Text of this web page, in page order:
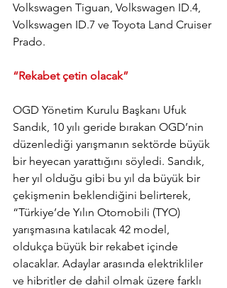
Volkswagen Tiguan, Volkswagen ID.4,
Volkswagen ID.7 ve Toyota Land Cruiser
Prado.
“Rekabet çetin olacak”
OGD Yönetim Kurulu Başkanı Ufuk
Sandık, 10 yılı geride bırakan OGD’nin
düzenlediği yarışmanın sektörde büyük
bir heyecan yarattığını söyledi. Sandık,
her yıl olduğu gibi bu yıl da büyük bir
çekişmenin beklendiğini belirterek,
“Türkiye’de Yılın Otomobili (TYO)
yarışmasına katılacak 42 model,
oldukça büyük bir rekabet içinde
olacaklar. Adaylar arasında elektrikliler
ve hibritler de dahil olmak üzere farklı